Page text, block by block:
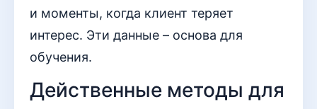
и моменты, когда клиент теряет
интерес. Эти данные – основа для
обучения.
Действенные методы для